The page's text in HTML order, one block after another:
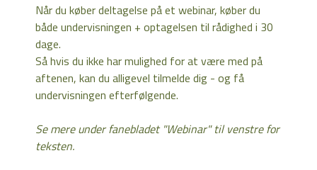
Når du køber deltagelse på et webinar, køber du
både undervisningen + optagelsen til rådighed i 30
dage.
Så hvis du ikke har mulighed for at være med på
aftenen, kan du alligevel tilmelde dig - og få
undervisningen efterfølgende.
Se mere under fanebladet "Webinar" til venstre for
teksten.